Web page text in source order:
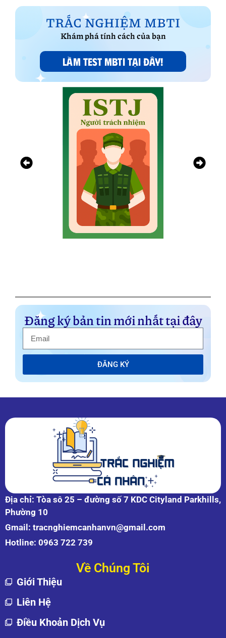
TRẮC NGHIỆM MBTI
Khám phá tính cách của bạn
LÀM TEST MBTI TẠI ĐÂY!
Đăng ký bản tin mới nhất tại đây
ĐĂNG KÝ
Địa chỉ: Tòa sô 25 – đường số 7 KDC Cityland Parkhills,
Phường 10
Gmail: tracnghiemcanhanvn@gmail.com
Hotline: 0963 722 739
Về Chúng Tôi
Giới Thiệu
Liên Hệ
Điều Khoản Dịch Vụ